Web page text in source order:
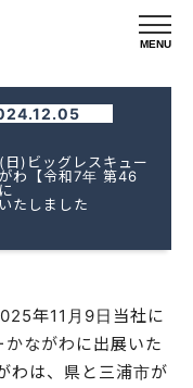
)ビッグレスキュー
わ【令和7年 第46
たしました
年11月9日当社に
かながわ に出展いた
わは、県と三浦市が